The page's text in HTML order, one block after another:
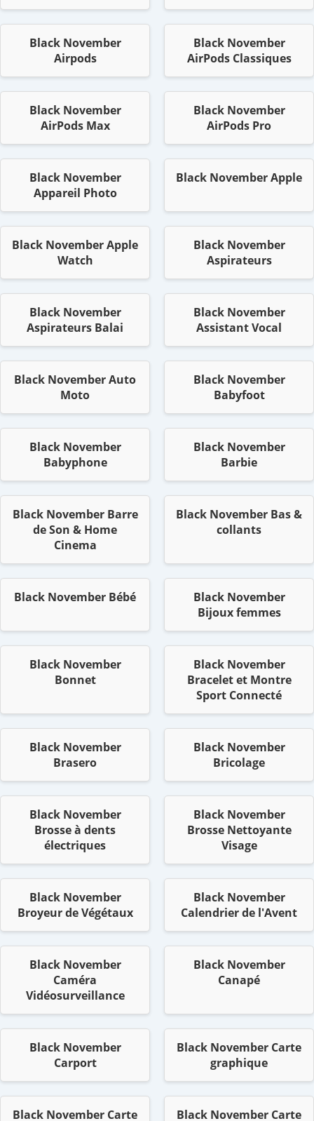
Black November
Airpods
Black November
AirPods Classiques
Black November
AirPods Max
Black November
AirPods Pro
Black November
Appareil Photo
Black November Apple
Black November Apple
Watch
Black November
Aspirateurs
Black November
Aspirateurs Balai
Black November
Assistant Vocal
Black November Auto
Moto
Black November
Babyfoot
Black November
Babyphone
Black November
Barbie
Black November Barre
de Son & Home
Cinema
Black November Bas &
collants
Black November Bébé
Black November
Bijoux femmes
Black November
Bonnet
Black November
Bracelet et Montre
Sport Connecté
Black November
Brasero
Black November
Bricolage
Black November
Brosse à dents
électriques
Black November
Brosse Nettoyante
Visage
Black November
Broyeur de Végétaux
Black November
Calendrier de l'Avent
Black November
Caméra
Vidéosurveillance
Black November
Canapé
Black November
Carport
Black November Carte
graphique
Black November Carte Black November Carte